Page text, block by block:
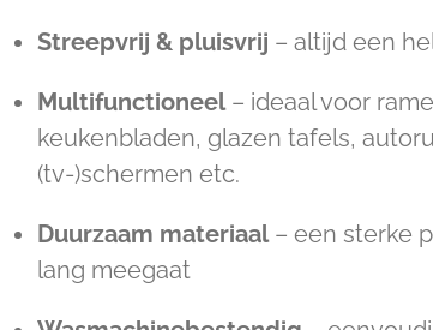
Streepvrij & pluisvrij – altijd een
Multifunctioneel– ideaal voor
keukenbladen, glazen tafels,
(tv-)schermen etc.
Duurzaam materiaal– een sterke
lang meegaat